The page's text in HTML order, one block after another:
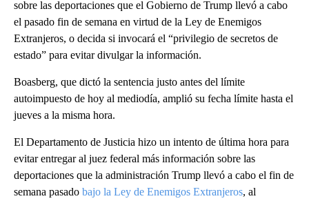
sobre las deportaciones que el Gobierno de Trump llevó a cabo
el pasado fin de semana en virtud de la Ley de Enemigos
Extranjeros, o decida si invocará el “privilegio de secretos de
estado” para evitar divulgar la información.
Boasberg, que dictó la sentencia justo antes del límite
autoimpuesto de hoy al mediodía, amplió su fecha límite hasta el
jueves a la misma hora.
El Departamento de Justicia hizo un intento de última hora para
evitar entregar al juez federal más información sobre las
deportaciones que la administración Trump llevó a cabo el fin de
semana pasado bajo la Ley de Enemigos Extranjeros, al